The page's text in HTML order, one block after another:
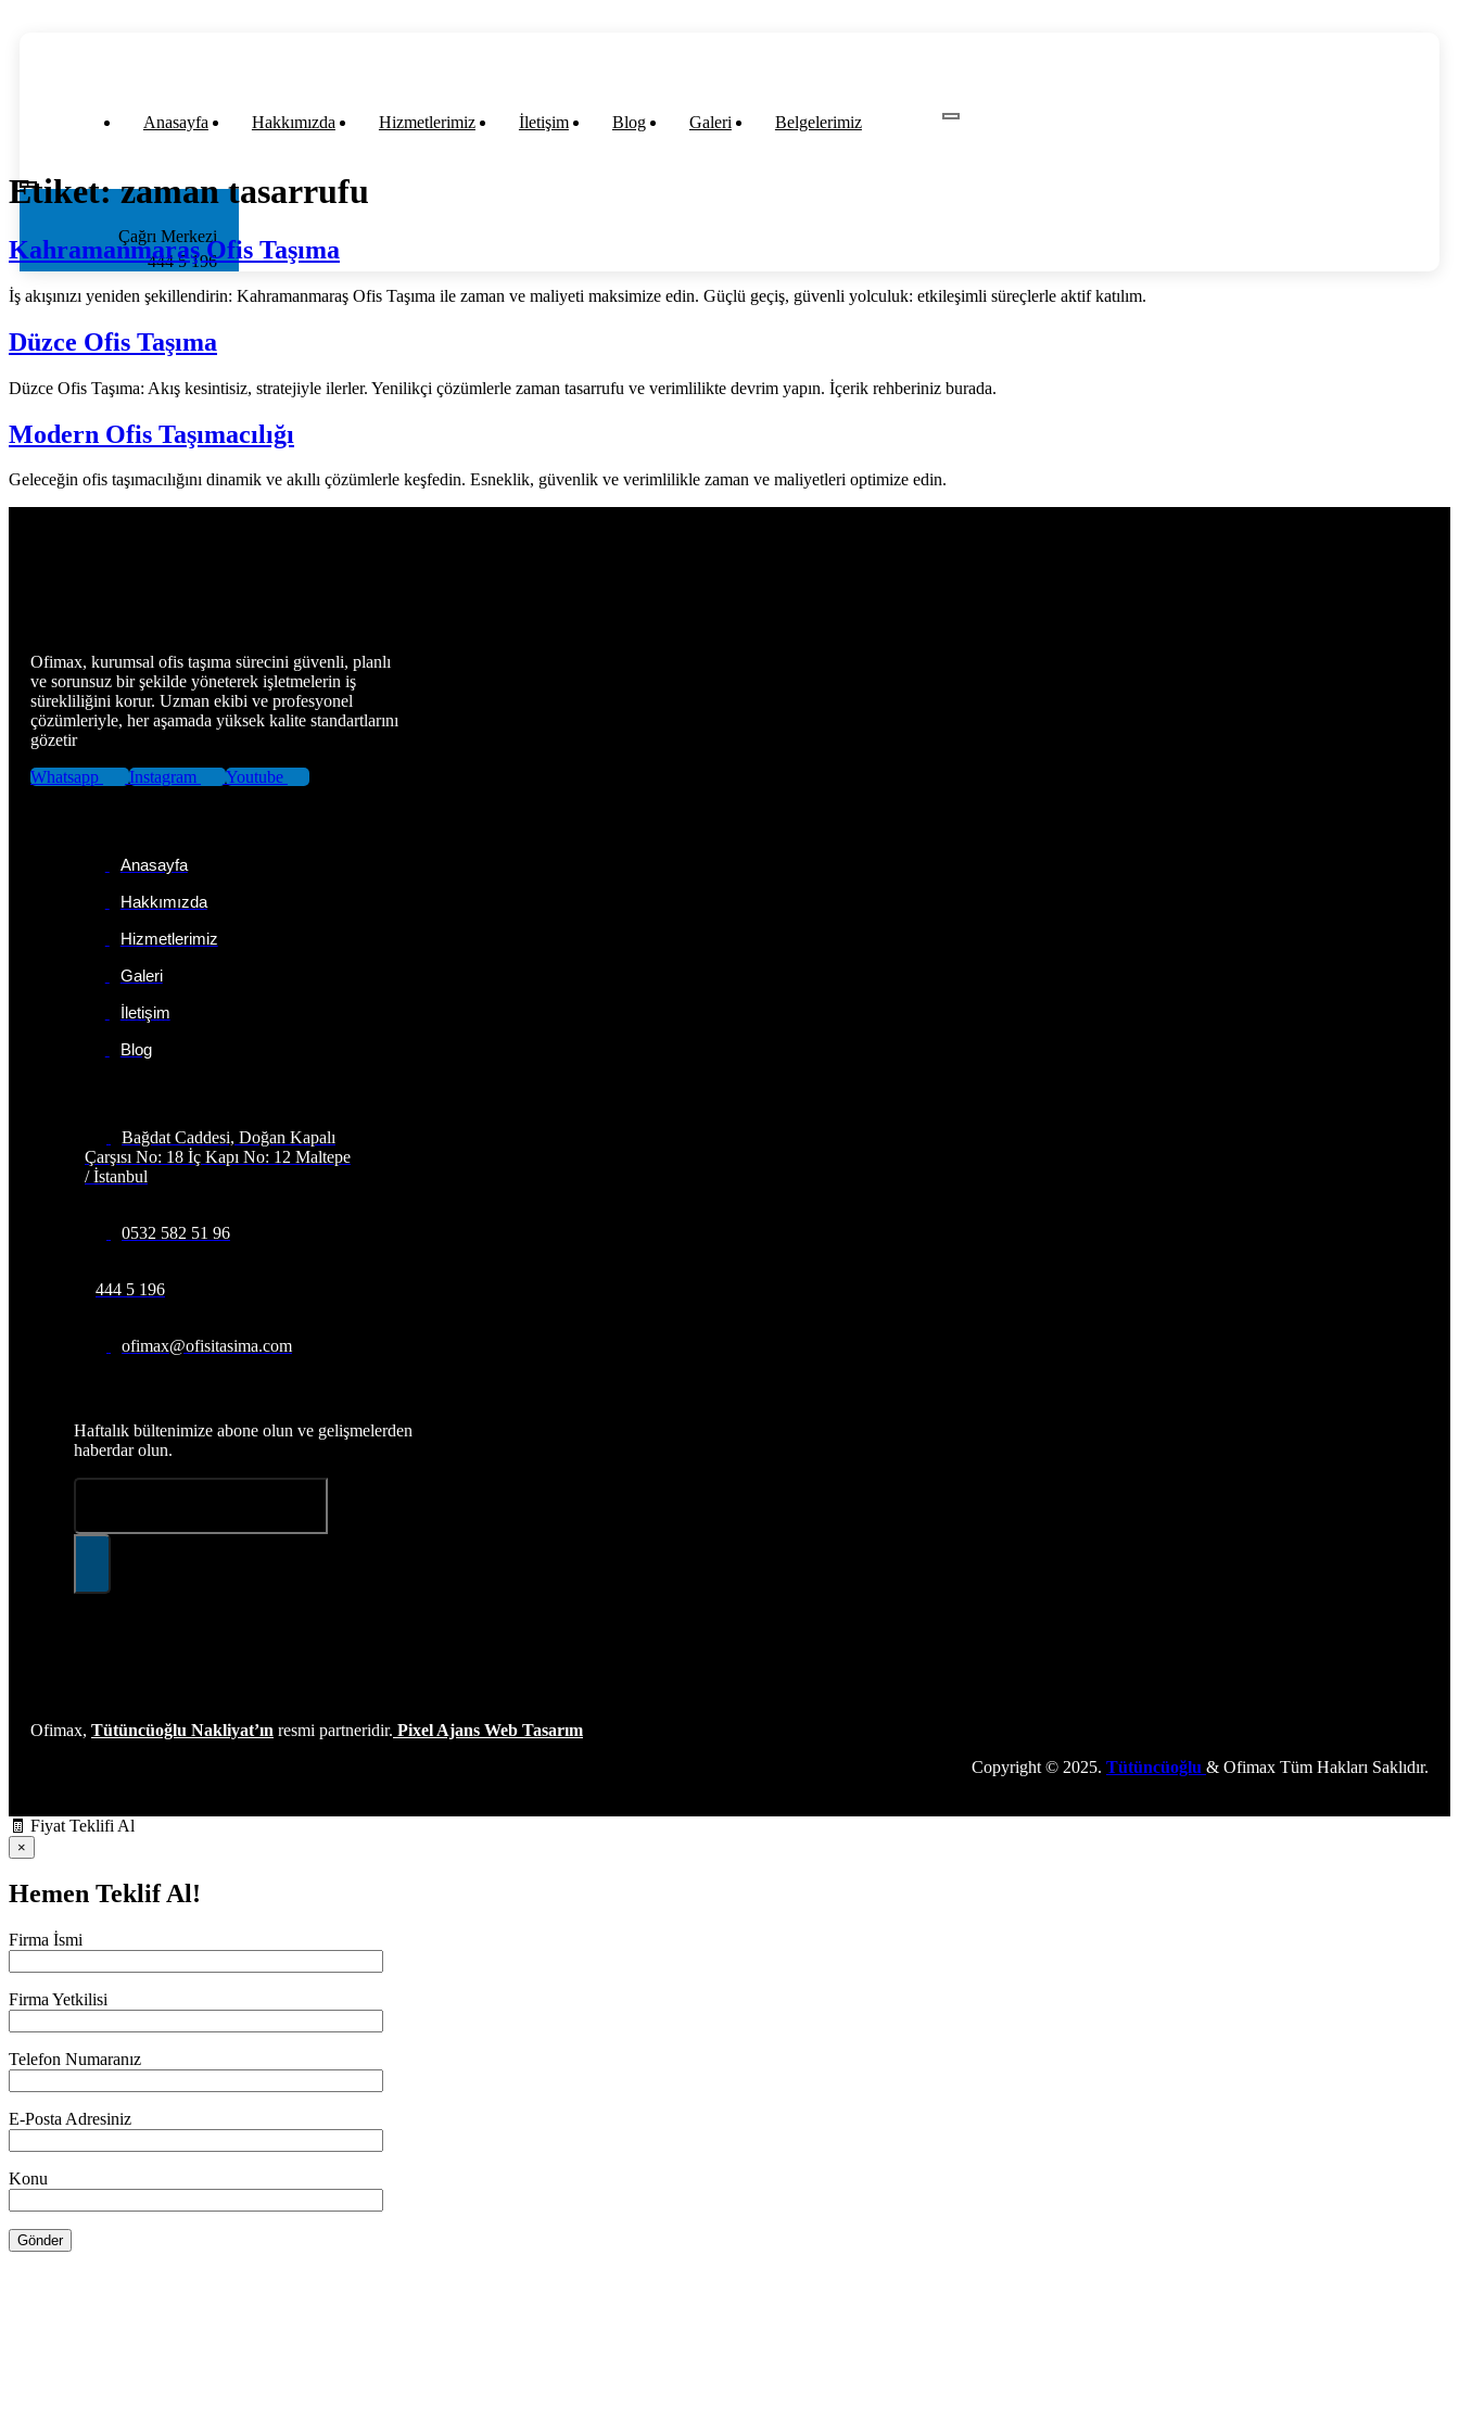
Anasayfa Hakkımızda Hizmetlerimiz İletişim Blog Galeri Belgelerimiz
Çağrı Merkezi
444 5 196
Etiket:zaman tasarrufu
Kahramanmaraş Ofis Taşıma
İş akışınızı yeniden şekillendirin: Kahramanmaraş Ofis Taşıma ile zaman ve maliyeti maksimize edin. Güçlü geçiş, güvenli yolculuk: etkileşimli süreçlerle aktif katılım.
Düzce Ofis Taşıma
Düzce Ofis Taşıma: Akış kesintisiz, stratejiyle ilerler. Yenilikçi çözümlerle zaman tasarrufu ve verimlilikte devrim yapın. İçerik rehberiniz burada.
Modern Ofis Taşımacılığı
Geleceğin ofis taşımacılığını dinamik ve akıllı çözümlerle keşfedin. Esneklik, güvenlik ve verimlilikle zaman ve maliyetleri optimize edin.
Ofimax, kurumsal ofis taşıma sürecini güvenli, planlı
ve sorunsuz bir şekilde yöneterek işletmelerin iş
sürekliliğini korur. Uzman ekibi ve profesyonel
çözümleriyle, her aşamada yüksek kalite standartlarını
gözetir
Whatsapp
Instagram Youtube
Anasayfa
Hakkımızda
Hizmetlerimiz
Galeri
İletişim
Blog
Bağdat Caddesi, Doğan Kapalı
Çarşısı No: 18 İç Kapı No: 12 Maltepe
/ İstanbul
0532 582 51 96
444 5 196
ofimax@ofisitasima.com
Haftalık bültenimize abone olun ve gelişmelerden
haberdar olun.
Ofimax, Tütüncüoğlu Nakliyat’ın resmi partneridir. Pixel Ajans Web Tasarım
Copyright © 2025. Tütüncüoğlu & Ofimax Tüm Hakları Saklıdır.
🧾 Fiyat Teklifi Al
×
Hemen Teklif Al!
Firma İsmi
Firma Yetkilisi
Telefon Numaranız
E-Posta Adresiniz
Konu